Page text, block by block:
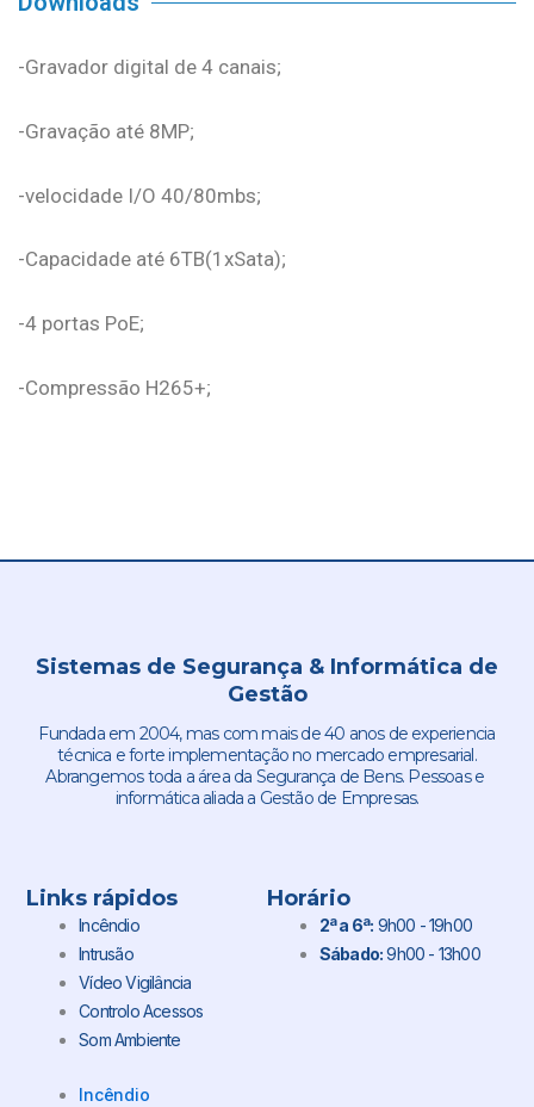
-Gravador digital de 4 canais;
-Gravação até 8MP;
-velocidade I/O 40/80mbs;
-Capacidade até 6TB(1xSata);
-4 portas PoE;
-Compressão H265+;
Sistemas de Segurança & Informática de
Gestão
Fundada em 2004, mas com mais de 40 anos de experiencia
técnica e forte implementação no mercado empresarial.
Abrangemos toda a área da Segurança de Bens. Pessoas e
informática aliada a Gestão de Empresas.
Links rápidos
Incêndio
Intrusão
Vídeo Vigilância
Controlo Acessos
Som Ambiente
Incêndio
Horário
2ª a 6ª: 9h00 - 19h00
Sábado:9h00 - 13h00